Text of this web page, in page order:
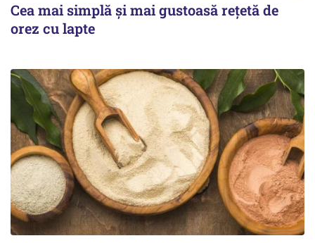
Cea mai simplă și mai gustoasă rețetă de
orez cu lapte